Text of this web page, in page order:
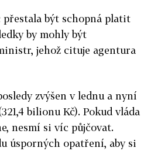
přestala být schopná platit
by mohly být
jehož cituje agentura
zvýšen v lednu a nyní
bilionu Kč). Pokud vláda
nesmí si víc půjčovat.
úsporných opatření, aby si